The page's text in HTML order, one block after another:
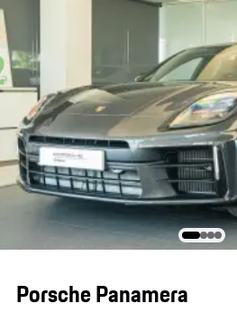
Porsche Panamera